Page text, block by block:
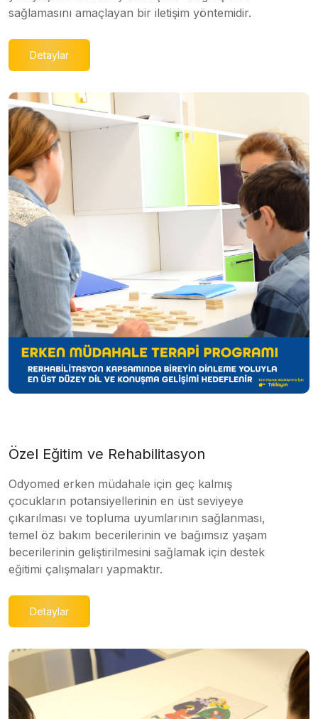
sağlamasını amaçlayan bir iletişim yöntemidir.
Detaylar
Özel Eğitim ve Rehabilitasyon
Odyomed erken müdahale için geç kalmış
çocukların potansiyellerinin en üst seviyeye
çıkarılması ve topluma uyumlarının sağlanması,
temel öz bakım becerilerinin ve bağımsız yaşam
becerilerinin geliştirilmesini sağlamak için destek
eğitimi çalışmaları yapmaktır.
Detaylar